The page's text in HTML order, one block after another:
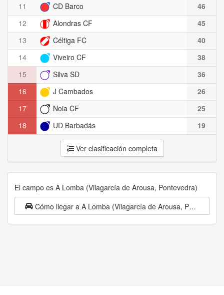
11
CD Barco
46
12
Alondras CF
45
13
Céltiga FC
40
14
Viveiro CF
38
15
Silva SD
36
16
J Cambados
26
17
Noia CF
25
18
UD Barbadás 19
Ver clasificación completa
El campo es A Lomba (Vilagarcía de Arousa, Pontevedra)
Cómo llegar a A Lomba (Vilagarcía de Arousa, Pontevedra)